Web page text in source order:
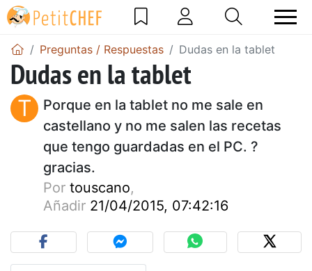
Preguntas / Respuestas Dudas en la tablet
Dudas en la tablet
T
Porque en la tablet no me sale en
castellano y no me salen las recetas
que tengo guardadas en el PC. ?
gracias.
Por touscano,
Añadir 21/04/2015, 07:42:16